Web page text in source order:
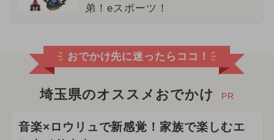
弟！eスポーツ！
おでかけ先に迷ったらココ！
埼玉県のオススメおでかけ PR
音楽×ロウリュで新感覚！家族で楽しむエ